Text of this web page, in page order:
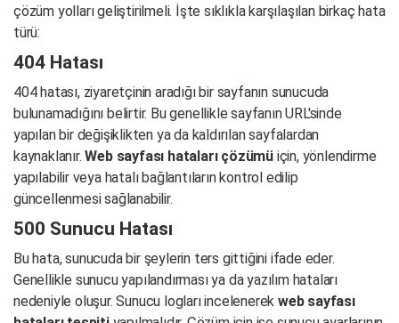
çözüm yolları geliştirilmeli. İşte sıklıkla karşılaşılan birkaç hata
türü:
404 Hatası
404 hatası, ziyaretçinin aradığı bir sayfanın sunucuda
bulunamadığını belirtir. Bu genellikle sayfanın URL'sinde
yapılan bir değişiklikten ya da kaldırılan sayfalardan
kaynaklanır.Web sayfası hataları çözümü için, yönlendirme
yapılabilir veya hatalı bağlantıların kontrol edilip
güncellenmesi sağlanabilir.
500 Sunucu Hatası
Bu hata, sunucuda bir şeylerin ters gittiğini ifade eder.
Genellikle sunucu yapılandırması ya da yazılım hataları
nedeniyle oluşur. Sunucu logları incelenerekweb sayfası